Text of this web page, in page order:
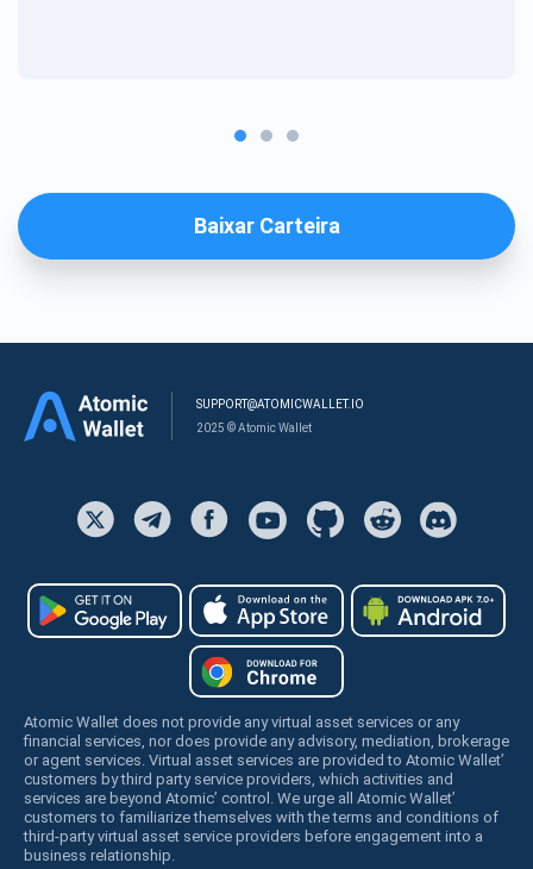
Baixar Carteira
SUPPORT@ATOMICWALLET.IO
2025 © Atomic Wallet
Atomic Wallet does not provide any virtual asset services or any
financial services, nor does provide any advisory, mediation, brokerage
or agent services. Virtual asset services are provided to Atomic Wallet’
customers by third party service providers, which activities and
services are beyond Atomic’ control. We urge all Atomic Wallet’
customers to familiarize themselves with the terms and conditions of
third-party virtual asset service providers before engagement into a
business relationship.